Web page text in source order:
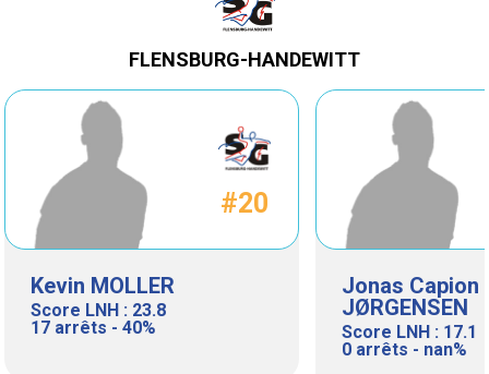
FLENSBURG-HANDEWITT
#20
Kevin MOLLER
Score LNH : 23.8
17 arrêts - 40%
Jonas Capion
JØRGENSEN
Score LNH : 17.1
0 arrêts - nan%